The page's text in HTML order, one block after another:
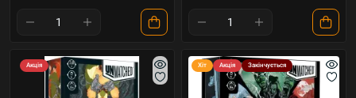
Акція Хіт Акція Закінчується